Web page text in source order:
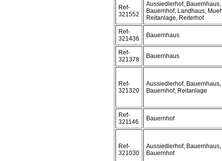
Ref-
321552
Aussiedlerhof, Bauernhaus,
Bauernhof, Landhaus,
Reitanlage, Reiterhof
Ref-
321436
Bauernhaus
Ref-
321378
Bauernhaus
Ref-
321320
Aussiedlerhof, Bauernhaus,
Bauernhof, Reitanlage
Ref-
321146
Bauernhof
Ref-
321030
Aussiedlerhof, Bauernhaus,
Bauernhof